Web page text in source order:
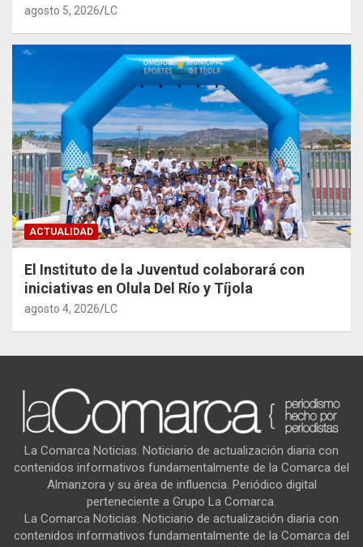
agosto 5, 2026 LC
ACTUALIDAD
El Instituto de la Juventud colaborará con
iniciativas en Olula Del Río y Tíjola
agosto 4, 2026 LC
La Comarca Noticias. Noticiario de actualización diaria con
contenidos informativos fundamentalmente de la Comarca del
Almanzora y su área de influencia. Periódico digital
perteneciente a Grupo La Comarca.
La Comarca Noticias. Noticiario de actualización diaria con
contenidos informativos fundamentalmente de la Comarca del